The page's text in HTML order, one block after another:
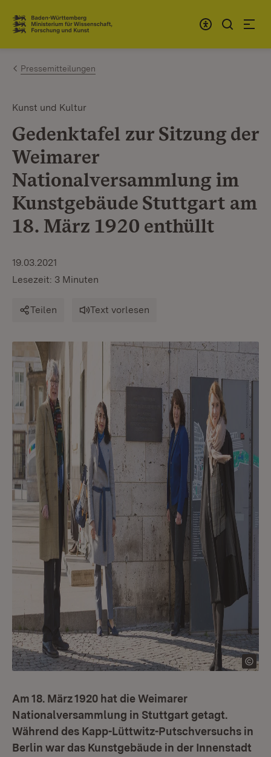
Zum Inhalt springen
Link zur Startseite
Pressemitteilungen
Kunst und Kultur
Gedenktafel zur Sitzung der
Weimarer
Nationalversammlung im
Kunstgebäude Stuttgart am
18. März 1920 enthüllt
19.03.2021
Lesezeit: 3 Minuten
Teilen Text vorlesen
Am 18. März 1920 hat die Weimarer
Nationalversammlung in Stuttgart getagt.
Während des Kapp-Lüttwitz-Putschversuchs in
Berlin war das Kunstgebäude in der Innenstadt